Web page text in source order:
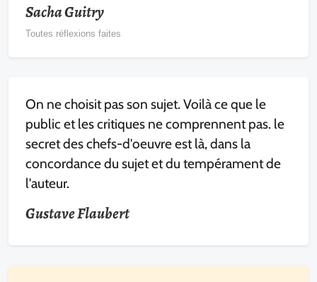
Sacha Guitry
Toutes réflexions faites
On ne choisit pas son sujet. Voilà ce que le
public et les critiques ne comprennent pas. le
secret des chefs-d'oeuvre est là, dans la
concordance du sujet et du tempérament de
l'auteur.
Gustave Flaubert